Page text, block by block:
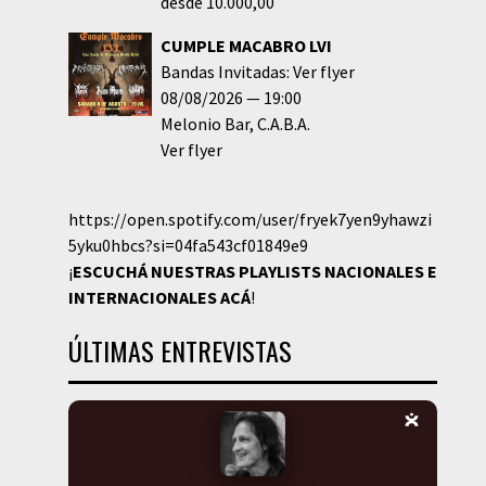
CUMPLE MACABRO LVI
Bandas Invitadas: Ver flyer
08/08/2026
19:00
Melonio Bar C.A.B.A.
Ver flyer
https://open.spotify.com/user/fryek7yen9yhawzi
5yku0hbcs?si=04fa543cf01849e9
¡ESCUCHÁ NUESTRAS PLAYLISTS NACIONALES E
INTERNACIONALESACÁ!
ÚLTIMAS ENTREVISTAS